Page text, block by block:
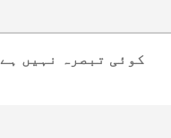
کوئی تبصرہ نہیں ہے